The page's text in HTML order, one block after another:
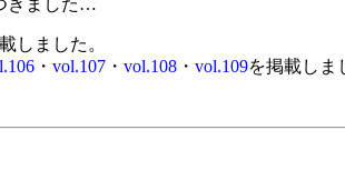
きました…
しました。
・ vol.107・ vol.108・ vol.109を掲載しま